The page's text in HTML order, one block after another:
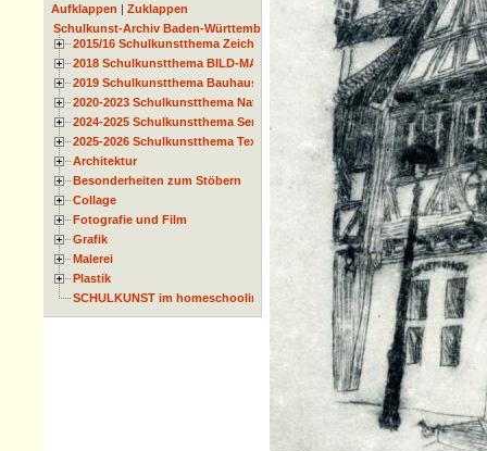
Aufklappen | Zuklappen
Schulkunst-Archiv Baden-Württemberg
2015/16 Schulkunstthema Zeichnen
2018 Schulkunstthema BILD-MATERIAL-OBJEKT
2019 Schulkunstthema Bauhaus
2020-2023 Schulkunstthema Natur und Zeit
2024-2025 Schulkunstthema Serie
2025-2026 Schulkunstthema Textil
Architektur
Besonderheiten zum Stöbern
Collage
Fotografie und Film
Grafik
Malerei
Plastik
SCHULKUNST im homeschooling